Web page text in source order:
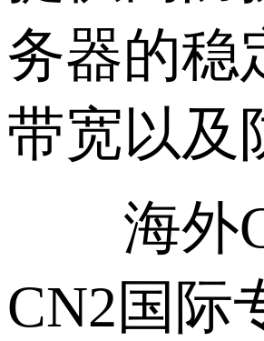
务器的稳
带宽以及
海外
CN2国际